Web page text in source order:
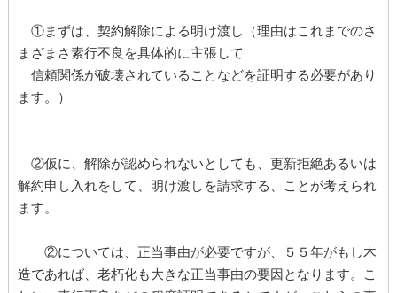
①まずは、契約解除による明け渡し（理由はこれまでのさ
まざまさ素行不良を具体的に主張して
信頼関係が破壊されていることなどを証明する必要があり
ます。）
②仮に、解除が認められないとしても、更新拒絶あるいは
解約申し入れをして、明け渡しを請求する、ことが考えられ
ます。
②については、正当事由が必要ですが、５５年がもし木
造であれば、老朽化も大きな正当事由の要因となります。こ